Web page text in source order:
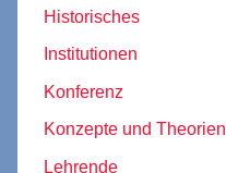
Historisches
Institutionen
Konferenz
Konzepte und Theorien
Lehrende